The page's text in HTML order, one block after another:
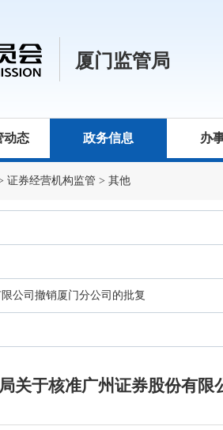
厦门监管局
动态 政务信息 办
证券经营机构监管 > 其他
公司撤销厦门分公司的批复
关于核准广州证券股份有限